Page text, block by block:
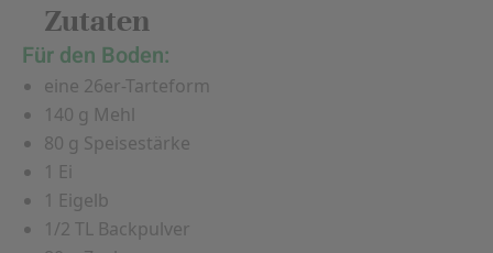
Zutaten
Für den Boden:
eine 26er-Tarteform
140 g Mehl
80 g Speisestärke
1 Ei
1 Eigelb
1/2 TL Backpulver